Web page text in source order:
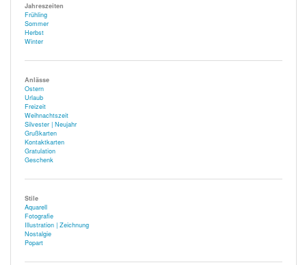
Jahreszeiten
Frühling
Sommer
Herbst
Winter
Anlässe
Ostern
Urlaub
Freizeit
Weihnachtszeit
Silvester | Neujahr
Grußkarten
Kontaktkarten
Gratulation
Geschenk
Stile
Aquarell
Fotografie
Illustration | Zeichnung
Nostalgie
Popart